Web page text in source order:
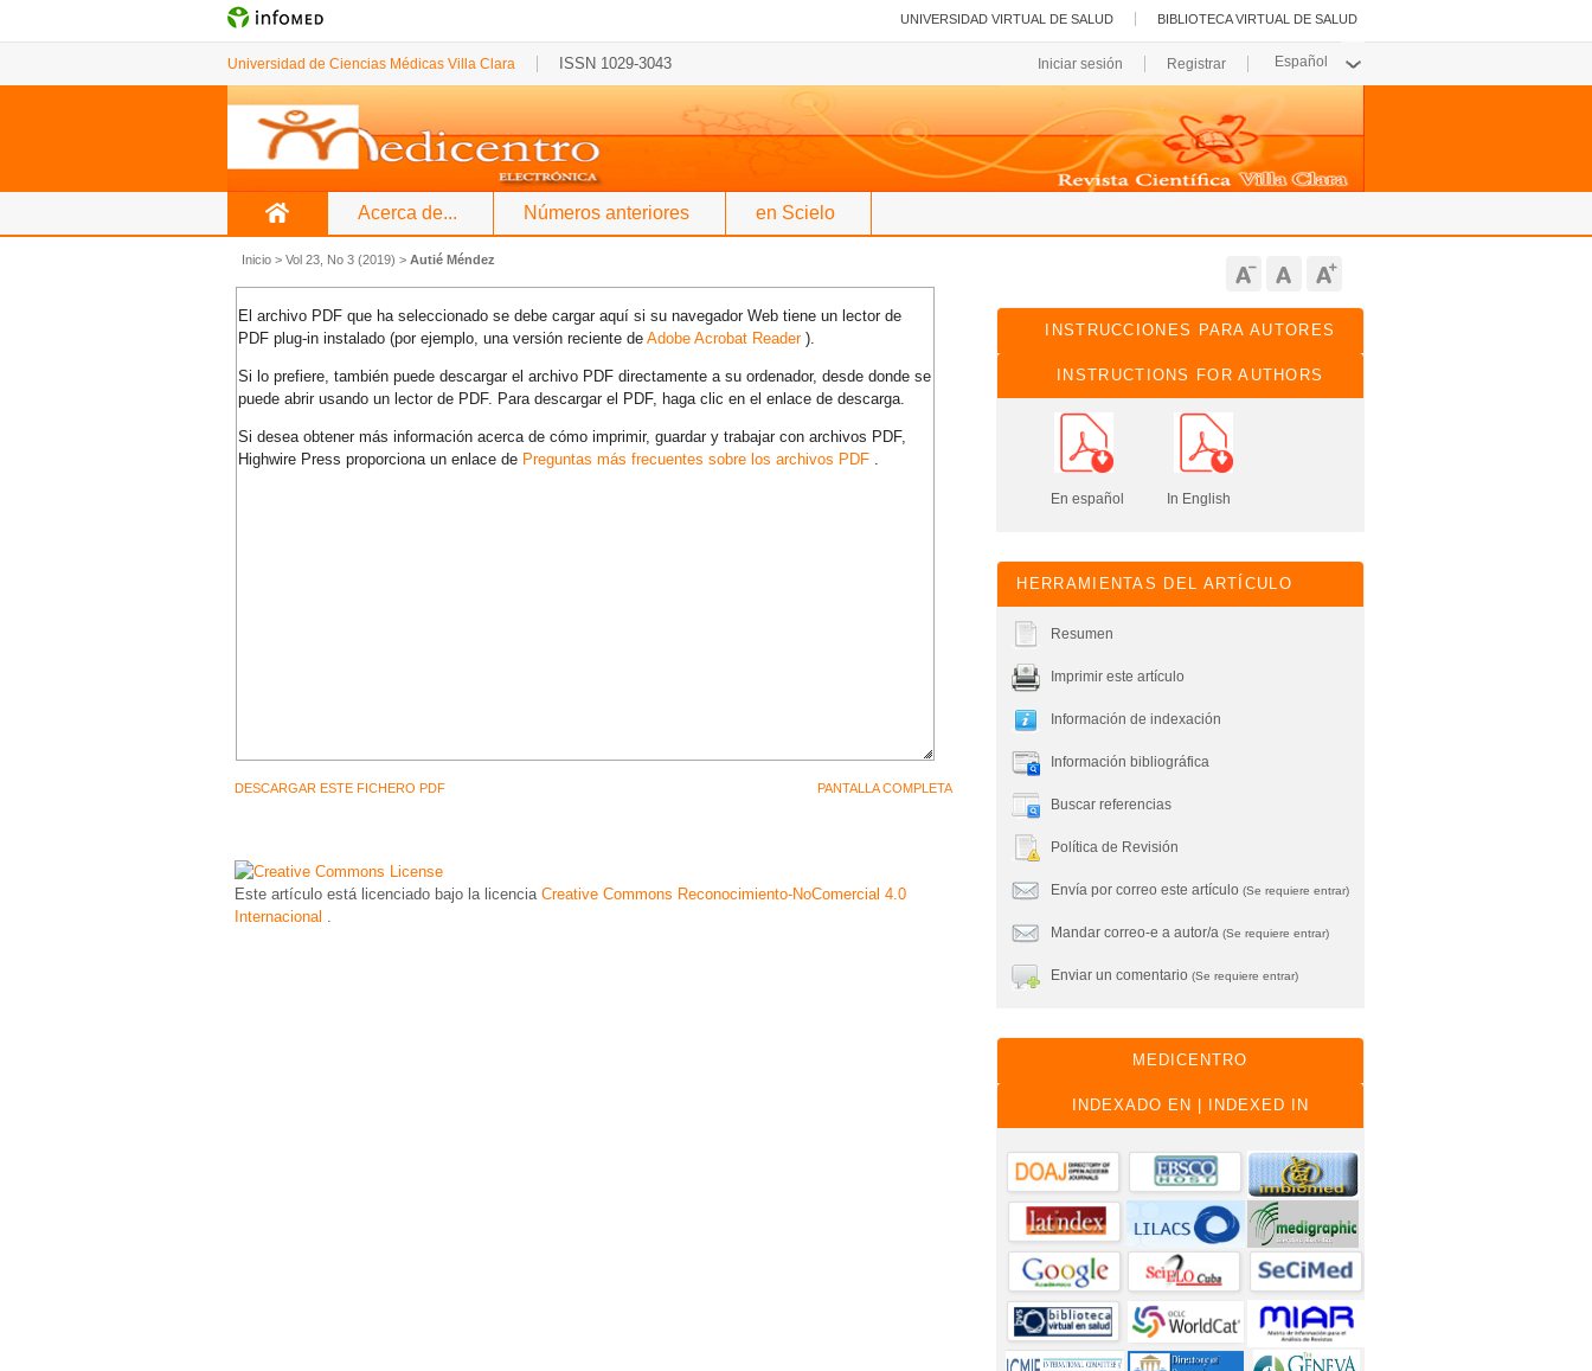
BIBLIOTECA VIRTUAL DE SALUD
UNIVERSIDAD VIRTUAL DE SALUD
Universidad de Ciencias Médicas Villa Clara ISSN 1029-3043 Registrar
Iniciar sesión
INSTRUCCIONES PARA AUTORES
INSTRUCTIONS FOR AUTHORS
En español In English
HERRAMIENTAS DEL ARTÍCULO
Resumen
Imprimir este artículo
Información de indexación
Información bibliográfica
Buscar referencias
Política de Revisión
Envía por correo este artículo(Se requiere entrar)
Mandar correo-e a autor/a(Se requiere entrar)
Enviar un comentario(Se requiere entrar)
MEDICENTRO
INDEXADO EN | INDEXED IN
Acerca de... Números anteriores en Scielo
Inicio > Vol 23, No 3 (2019) > Autié Méndez
El archivo PDF que ha seleccionado se debe cargar aquí si su navegador Web tiene un lector de
PDF plug-in instalado (por ejemplo, una versión reciente de Adobe Acrobat Reader ).
Si lo prefiere, también puede descargar el archivo PDF directamente a su ordenador, desde donde se
puede abrir usando un lector de PDF. Para descargar el PDF, haga clic en el enlace de descarga.
Si desea obtener más información acerca de cómo imprimir, guardar y trabajar con archivos PDF,
Highwire Press proporciona un enlace de Preguntas más frecuentes sobre los archivos PDF .
DESCARGAR ESTE FICHERO PDF PANTALLA COMPLETA
Este artículo está licenciado bajo la licencia Creative Commons Reconocimiento-NoComercial 4.0
Internacional .